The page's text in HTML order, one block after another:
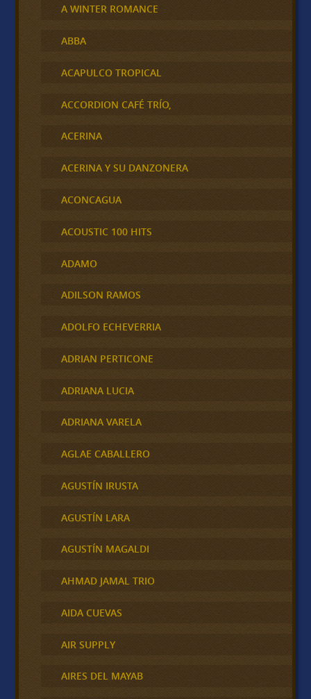
A WINTER ROMANCE
ABBA
ACAPULCO TROPICAL
ACCORDION CAFÉ TRÍO,
ACERINA
ACERINA Y SU DANZONERA
ACONCAGUA
ACOUSTIC 100 HITS
ADAMO
ADILSON RAMOS
ADOLFO ECHEVERRIA
ADRIAN PERTICONE
ADRIANA LUCIA
ADRIANA VARELA
AGLAE CABALLERO
AGUSTÍN IRUSTA
AGUSTÍN LARA
AGUSTÍN MAGALDI
AHMAD JAMAL TRIO
AIDA CUEVAS
AIR SUPPLY
AIRES DEL MAYAB